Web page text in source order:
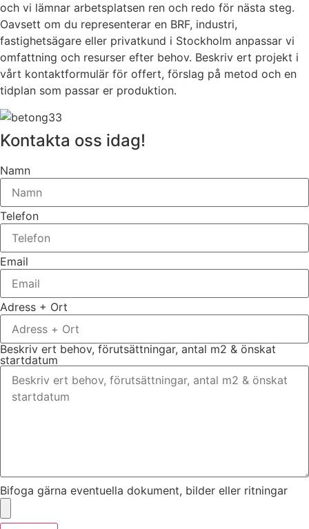
och vi lämnar arbetsplatsen ren och redo för nästa steg.
Oavsett om du representerar en BRF, industri,
fastighetsägare eller privatkund i Stockholm anpassar vi
omfattning och resurser efter behov. Beskriv ert projekt i
vårt kontaktformulär för offert, förslag på metod och en
tidplan som passar er produktion.
Kontakta oss idag!
Namn
Telefon
Email
Adress + Ort
Beskriv ert behov, förutsättningar, antal m2 & önskat
startdatum
Bifoga gärna eventuella dokument, bilder eller ritningar